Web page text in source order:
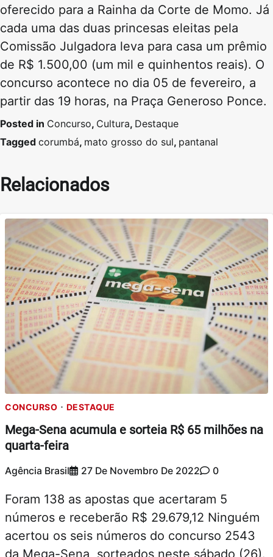
oferecido para a Rainha da Corte de Momo. Já
cada uma das duas princesas eleitas pela
Comissão Julgadora leva para casa um prêmio
de R$ 1.500,00 (um mil e quinhentos reais). O
concurso acontece no dia 05 de fevereiro, a
partir das 19 horas, na Praça Generoso Ponce.
Posted in Concurso, Cultura, Destaque
Tagged corumbá, mato grosso do sul, pantanal
Relacionados
CONCURSO DESTAQUE
Mega-Sena acumula e sorteia R$ 65 milhões na
quarta-feira
Agência Brasil 27 De Novembro De 2022 0
Foram 138 as apostas que acertaram 5
números e receberão R$ 29.679,12 Ninguém
acertou os seis números do concurso 2543
da Mega-Sena, sorteados neste sábado (26).